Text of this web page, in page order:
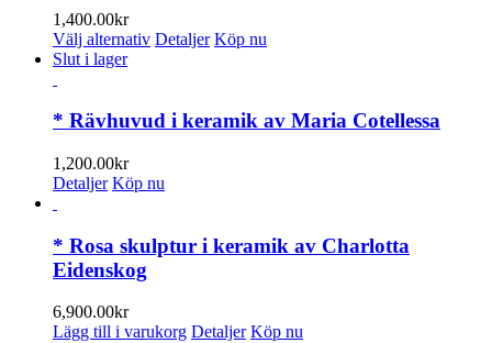
1,400.00kr
Välj alternativ Den
flera
olika
alternativen
väljas
på
Detaljer Köp nu
Slut i lager
* Rävhuvud i keramik av Maria Cotellessa
1,200.00kr
Detaljer Köp nu
* Rosa skulptur i keramik av Charlotta
Eidenskog
6,900.00kr
Lägg till i varukorg Detaljer Köp nu